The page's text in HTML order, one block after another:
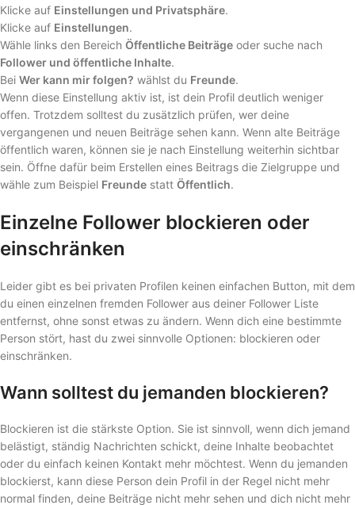
Klicke auf Einstellungen und Privatsphäre.
Klicke auf Einstellungen.
Wähle links den Bereich Öffentliche Beiträge oder suche nach
Follower und öffentliche Inhalte.
Bei Wer kann mir folgen? wählst du Freunde.
Wenn diese Einstellung aktiv ist, ist dein Profil deutlich weniger
offen. Trotzdem solltest du zusätzlich prüfen, wer deine
vergangenen und neuen Beiträge sehen kann. Wenn alte Beiträge
öffentlich waren, können sie je nach Einstellung weiterhin sichtbar
sein. Öffne dafür beim Erstellen eines Beitrags die Zielgruppe und
wähle zum Beispiel Freunde statt Öffentlich.
Einzelne Follower blockieren oder
einschränken
Leider gibt es bei privaten Profilen keinen einfachen Button, mit dem
du einen einzelnen fremden Follower aus deiner Follower Liste
entfernst, ohne sonst etwas zu ändern. Wenn dich eine bestimmte
Person stört, hast du zwei sinnvolle Optionen: blockieren oder
einschränken.
Wann solltest du jemanden blockieren?
Blockieren ist die stärkste Option. Sie ist sinnvoll, wenn dich jemand
belästigt, ständig Nachrichten schickt, deine Inhalte beobachtet
oder du einfach keinen Kontakt mehr möchtest. Wenn du jemanden
blockierst, kann diese Person dein Profil in der Regel nicht mehr
normal finden, deine Beiträge nicht mehr sehen und dich nicht mehr